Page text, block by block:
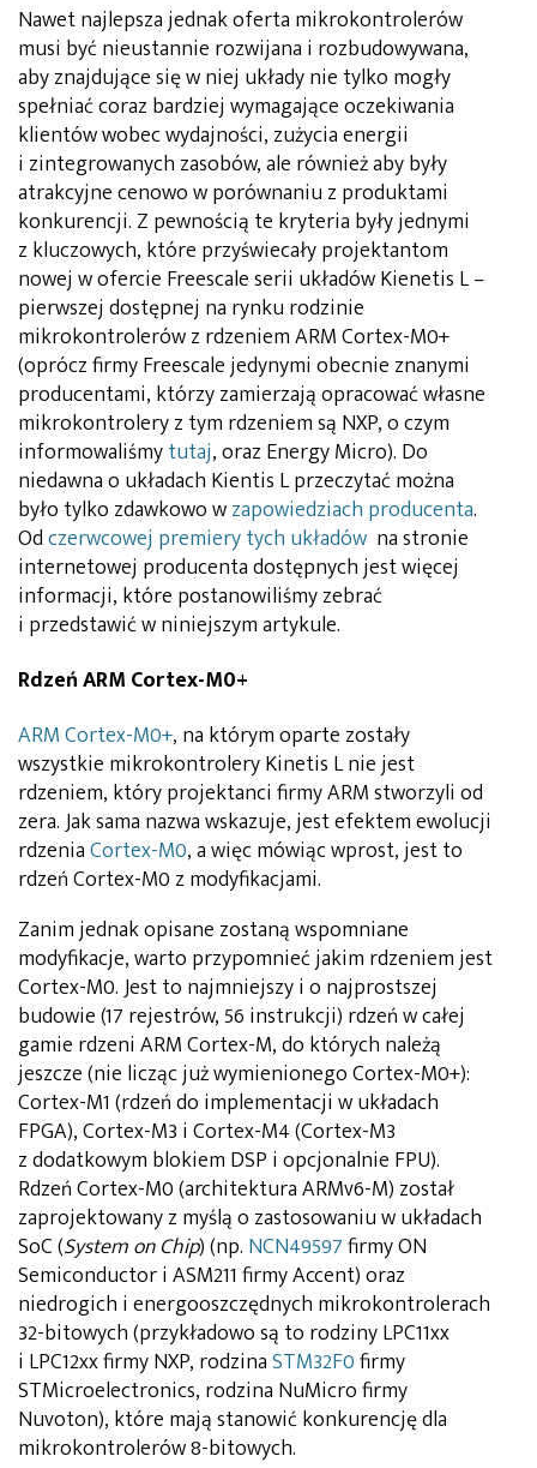
Nawet najlepsza jednak oferta mikrokontrolerów
musi być nieustannie rozwijana i rozbudowywana,
aby znajdujące się w niej układy nie tylko mogły
spełniać coraz bardziej wymagające oczekiwania
klientów wobec wydajności, zużycia energii
i zintegrowanych zasobów, ale również aby były
atrakcyjne cenowo w porównaniu z produktami
konkurencji. Z pewnością te kryteria były jednymi
z kluczowych, które przyświecały projektantom
nowej w ofercie Freescale serii układów Kienetis L –
pierwszej dostępnej na rynku rodzinie
mikrokontrolerów z rdzeniem ARM Cortex-M0+
(oprócz firmy Freescale jedynymi obecnie znanymi
producentami, którzy zamierzają opracować własne
mikrokontrolery z tym rdzeniem są NXP, o czym
informowaliśmytutaj, oraz Energy Micro). Do
niedawna o układach Kientis L przeczytać można
było tylko zdawkowo wzapowiedziach producenta.
Odczerwcowej premiery tych układów na stronie
internetowej producenta dostępnych jest więcej
informacji, które postanowiliśmy zebrać
i przedstawić w niniejszym artykule.
Rdzeń ARM Cortex-M0+
ARM Cortex-M0+, na którym oparte zostały
wszystkie mikrokontrolery Kinetis L nie jest
rdzeniem, który projektanci firmy ARM stworzyli od
zera. Jak sama nazwa wskazuje, jest efektem ewolucji
rdzeniaCortex-M0, a więc mówiąc wprost, jest to
rdzeń Cortex-M0 z modyfikacjami.
Zanim jednak opisane zostaną wspomniane
modyfikacje, warto przypomnieć jakim rdzeniem jest
Cortex-M0. Jest to najmniejszy i o najprostszej
budowie (17 rejestrów, 56 instrukcji) rdzeń w całej
gamie rdzeni ARM Cortex-M, do których należą
jeszcze (nie licząc już wymienionego Cortex-M0+):
Cortex-M1 (rdzeń do implementacji w układach
FPGA), Cortex-M3 i Cortex-M4 (Cortex-M3
z dodatkowym blokiem DSP i opcjonalnie FPU).
Rdzeń Cortex-M0 (architektura ARMv6-M) został
zaprojektowany z myślą o zastosowaniu w układach
SoC (System on Chip) (np. NCN49597firmy ON
Semiconductor i ASM211 firmy Accent) oraz
niedrogich i energooszczędnych mikrokontrolerach
32-bitowych (przykładowo są to rodziny LPC11xx
i LPC12xx firmy NXP, rodzinaSTM32F0firmy
STMicroelectronics, rodzina NuMicro firmy
Nuvoton), które mają stanowić konkurencję dla
mikrokontrolerów 8-bitowych.